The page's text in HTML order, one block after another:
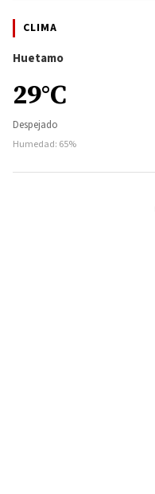
CLIMA
Huetamo
29°C
Despejado
Humedad: 65%